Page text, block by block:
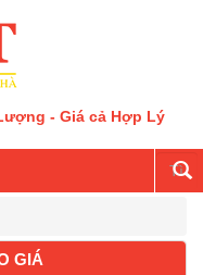
- Giá cả Hợp Lý
GIÁ